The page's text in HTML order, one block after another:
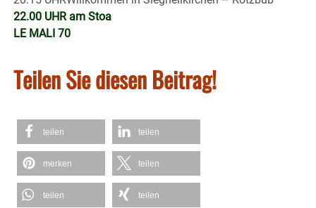
22.00 UHR am Stoa
LE MALI 70
Teilen Sie diesen Beitrag!
teilen teilen
merken teilen
teilen teilen